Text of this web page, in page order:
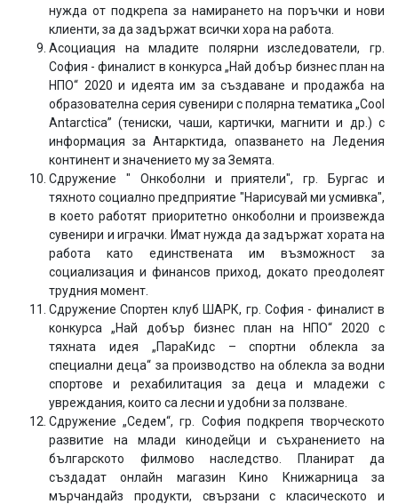
нужда от подкрепа за намирането на поръчки и нови
клиенти, за да задържат всички хора на работа.
Асоциация на младите полярни изследователи, гр.
София - финалист в конкурса „Най добър бизнес план на
НПО“ 2020 и идеята им за създаване и продажба на
образователна серия сувенири с полярна тематика „Cool
Antarctica” (тениски, чаши, картички, магнити и др.) с
информация за Антарктида, опазването на Ледения
континент и значението му за Земята.
Сдружение " Онкоболни и приятели", гр. Бургас и
тяхното социално предприятие "Нарисувай ми усмивка",
в което работят приоритетно онкоболни и произвежда
сувенири и играчки. Имат нужда да задържат хората на
работа като единствената им възможност за
социализация и финансов приход, докато преодолеят
трудния момент.
Сдружение Спортен клуб ШАРК, гр. София - финалист в
конкурса „Най добър бизнес план на НПО“ 2020 с
тяхната идея „ПараКидс – спортни облекла за
специални деца“ за производство на облекла за водни
спортове и рехабилитация за деца и младежи с
увреждания, които са лесни и удобни за ползване.
Сдружение „Седем“, гр. София подкрепя творческото
развитие на млади кинодейци и съхранението на
българското филмово наследство. Планират да
създадат онлайн магазин Кино Книжарница за
мърчандайз продукти, свързани с класическото и